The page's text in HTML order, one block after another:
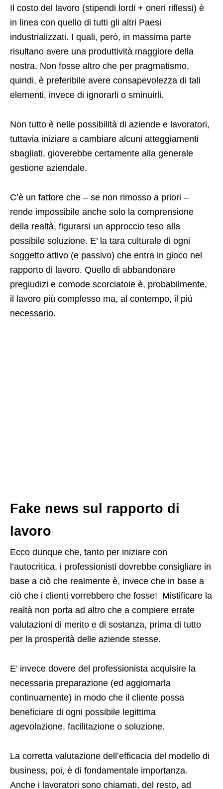
Il costo del lavoro (stipendi lordi + oneri riflessi) è
in linea con quello di tutti gli altri Paesi
industrializzati. I quali, però, in massima parte
risultano avere una produttività maggiore della
nostra. Non fosse altro che per pragmatismo,
quindi, è preferibile avere consapevolezza di tali
elementi, invece di ignorarli o sminuirli.
Non tutto è nelle possibilità di aziende e lavoratori,
tuttavia iniziare a cambiare alcuni atteggiamenti
sbagliati, gioverebbe certamente alla generale
gestione aziendale.
C’è un fattore che – se non rimosso a priori –
rende impossibile anche solo la comprensione
della realtà, figurarsi un approccio teso alla
possibile soluzione. E’ la tara culturale di ogni
soggetto attivo (e passivo) che entra in gioco nel
rapporto di lavoro. Quello di abbandonare
pregiudizi e comode scorciatoie è, probabilmente,
il lavoro più complesso ma, al contempo, il più
necessario.
Fake news sul rapporto di
lavoro
Ecco dunque che, tanto per iniziare con
l’autocritica, i professionisti dovrebbe consigliare in
base a ciò che realmente è, invece che in base a
ciò che i clienti vorrebbero che fosse! Mistificare la
realtà non porta ad altro che a compiere errate
valutazioni di merito e di sostanza, prima di tutto
per la prosperità delle aziende stesse.
E’ invece dovere del professionista acquisire la
necessaria preparazione (ed aggiornarla
continuamente) in modo che il cliente possa
beneficiare di ogni possibile legittima
agevolazione, facilitazione o soluzione.
La corretta valutazione dell’efficacia del modello di
business, poi, è di fondamentale importanza.
Anche i lavoratori sono chiamati, del resto, ad